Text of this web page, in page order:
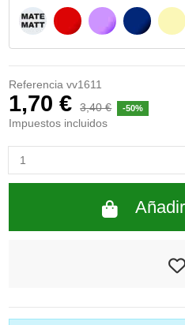
BLANCO MATE
ROJO LILA AZUL
Referencia vv1611
1,70 € 3,40 € -50%
Impuestos incluidos